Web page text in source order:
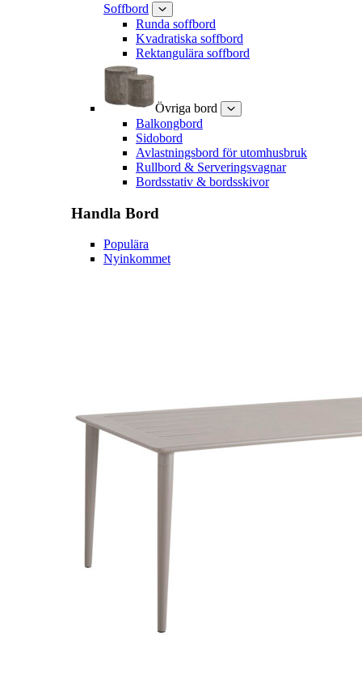
Soffbord
Runda soffbord
Kvadratiska soffbord
Rektangulära soffbord
Övriga bord
Balkongbord
Sidobord
Avlastningsbord för utomhusbruk
Rullbord & Serveringsvagnar
Bordsstativ & bordsskivor
Handla Bord
Populära
Nyinkommet